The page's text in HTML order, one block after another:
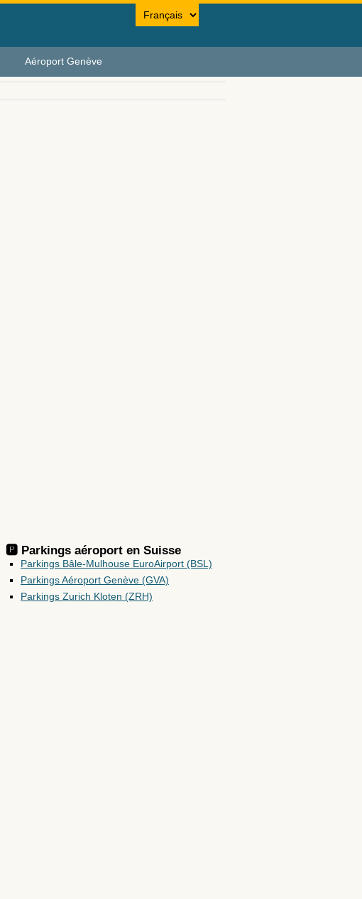
Aéroport Genève
🅿️ Parkings aéroport en Suisse
Parkings Bâle-Mulhouse EuroAirport (BSL)
Parkings Aéroport Genève (GVA)
Parkings Zurich Kloten (ZRH)